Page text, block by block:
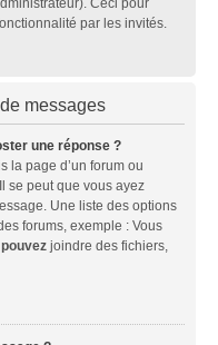
par les invités.
messages
une réponse ?
la page d’un forum ou
se peut que vous ayez
Une liste des options
forums, exemple : Vous
pouvez joindre des fichiers,